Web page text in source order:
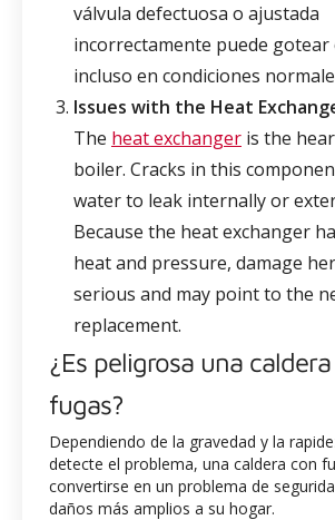
válvula defectuosa o ajustada
incorrectamente puede
incluso en condiciones
Issues with the Heat
The heat exchanger is the
boiler. Cracks in this
water to leak internally or
Because the heat exchanger
heat and pressure, damage
serious and may point to the
replacement.
¿Es peligrosa una
fugas?
Dependiendo de la gravedad y la
detecte el problema, una caldera con
convertirse en un problema de
daños más amplios a su hogar.